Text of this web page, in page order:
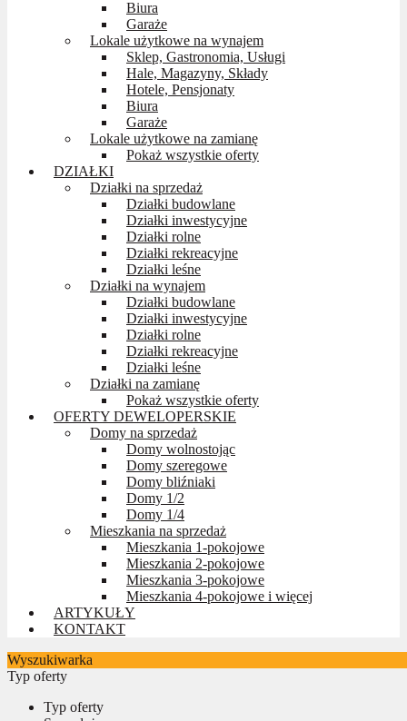
Biura
Garaże
Lokale użytkowe na wynajem
Sklep, Gastronomia, Usługi
Hale, Magazyny, Składy
Hotele, Pensjonaty
Biura
Garaże
Lokale użytkowe na zamianę
Pokaż wszystkie oferty
DZIAŁKI
Działki na sprzedaż
Działki budowlane
Działki inwestycyjne
Działki rolne
Działki rekreacyjne
Działki leśne
Działki na wynajem
Działki budowlane
Działki inwestycyjne
Działki rolne
Działki rekreacyjne
Działki leśne
Działki na zamianę
Pokaż wszystkie oferty
OFERTY DEWELOPERSKIE
Domy na sprzedaż
Domy wolnostojąc
Domy szeregowe
Domy bliźniaki
Domy 1/2
Domy 1/4
Mieszkania na sprzedaż
Mieszkania 1-pokojowe
Mieszkania 2-pokojowe
Mieszkania 3-pokojowe
Mieszkania 4-pokojowe i więcej
ARTYKUŁY
KONTAKT
Wyszukiwarka
Typ oferty
Typ oferty